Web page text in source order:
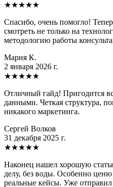
★★★★★
Спасибо, очень помогло!
смотреть не только на
методологию работы
Мария К.
2 января 2026 г.
★★★★★
Отличный гайд! Пригодится
данными. Четкая структура,
никакого маркетинга.
Сергей Волков
31 декабря 2025 г.
★★★★★
Наконец нашел хорошую
делу, без воды. Особенно
реальные кейсы. Уже